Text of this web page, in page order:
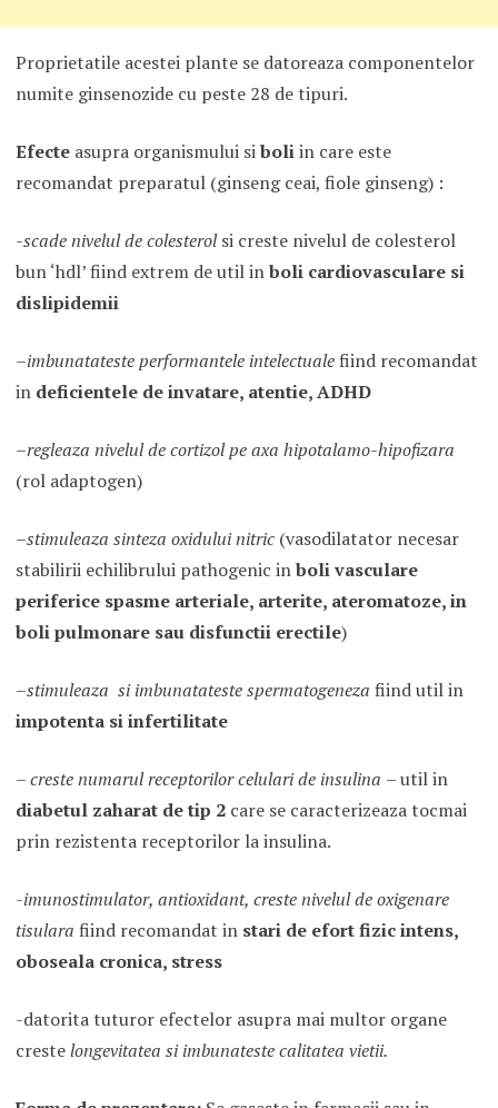
Proprietatile acestei plante se datoreaza componentelor
numite ginsenozide cu peste 28 de tipuri.
Efecte asupra organismului siboliin care este
recomandat preparatul (ginseng ceai, fiole ginseng) :
-scade nivelul de colesterolsi creste nivelul de colesterol
bun ‘hdl’ fiind extrem de util inboli cardiovasculare si
dislipidemii
–imbunatateste performantele intelectualefiind recomandat
in deficientele de invatare, atentie, ADHD
–regleaza nivelul de cortizol pe axa hipotalamo-hipofizara
(rol adaptogen)
–stimuleaza sinteza oxidului nitric (vasodilatator necesar
stabilirii echilibrului pathogenic inboli vasculare
periferice spasme arteriale, arterite, ateromatoze, in
boli pulmonare sau disfunctii erectile)
–stimuleaza si imbunatateste spermatogeneza fiind util in
impotenta si infertilitate
–creste numarul receptorilor celulari de insulina – util in
diabetul zaharat de tip 2 care se caracterizeaza tocmai
prin rezistenta receptorilor la insulina.
-imunostimulator, antioxidant, creste nivelul de oxigenare
tisulara fiind recomandat instari de efort fizic intens,
oboseala cronica, stress
-datorita tuturor efectelor asupra mai multor organe
crestelongevitatea si imbunateste calitatea vietii.